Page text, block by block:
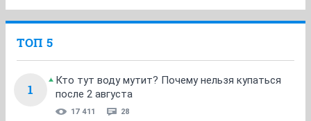
ТОП 5
1
Кто тут воду мутит? Почему нельзя купаться
после 2 августа
17 411 28